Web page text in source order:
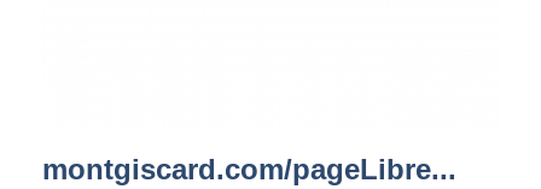
montgiscard.com/pageLibre...